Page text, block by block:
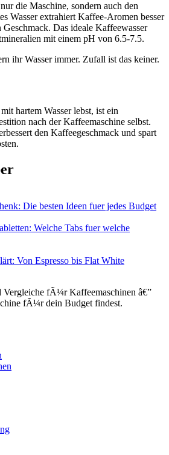
die Maschine, sondern auch den
Wasser extrahiert Kaffee-Aromen besser
Das ideale Kaffeewasser
mit einem pH von 6.5-7.5.
ihr Wasser immer. Zufall ist das keiner.
hartem Wasser lebst, ist ein
nach der Kaffeemaschine selbst.
den Kaffeegeschmack und spart
Die besten Ideen fuer jedes Budget
Welche Tabs fuer welche
Von Espresso bis Flat White
Vergleiche fÃ¼r Kaffeemaschinen â€”
fÃ¼r dein Budget findest.